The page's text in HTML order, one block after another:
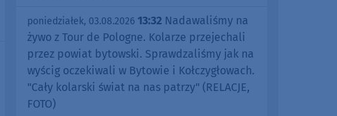
poniedziałek, 03.08.2026 13:32 Nadawaliśmy na
żywo z Tour de Pologne. Kolarze przejechali
przez powiat bytowski. Sprawdzaliśmy jak na
wyścig oczekiwali w Bytowie i Kołczygłowach.
"Cały kolarski świat na nas patrzy" (RELACJE,
FOTO)